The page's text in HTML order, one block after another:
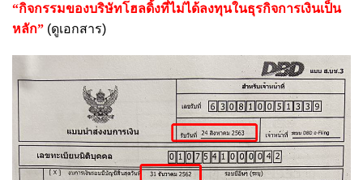
“กิจกรรมของบริษัทโฮลดิ้งที่ไม่ได้ลงทุนในธุรกิจการเงินเป็น
หลัก” (ดูเอกสาร)